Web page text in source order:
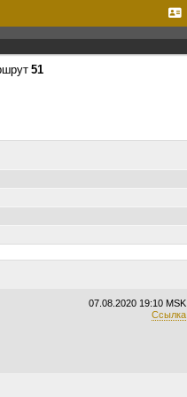
51
07.08.2020 19:10 MSK
Ссылка